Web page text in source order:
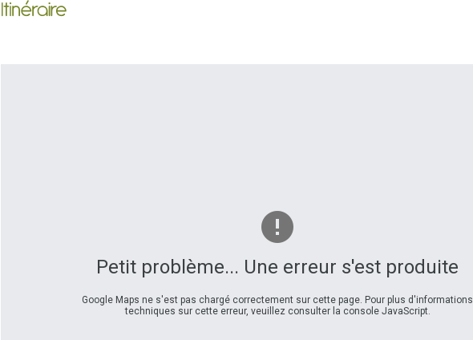
Petit problème... Une erreur s'est produite
Google Maps ne s'est pas chargé correctement sur cette page. Pour plus d'informations
techniques sur cette erreur, veuillez consulter la console JavaScript.